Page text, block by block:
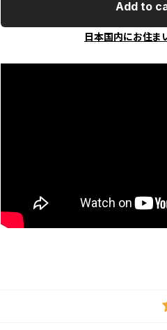
Add to
日本国内にお住ま